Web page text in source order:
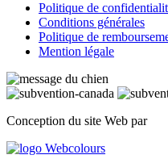
Politique de
Conditions générales
Politique de
Mention légale
Conception du site Web par